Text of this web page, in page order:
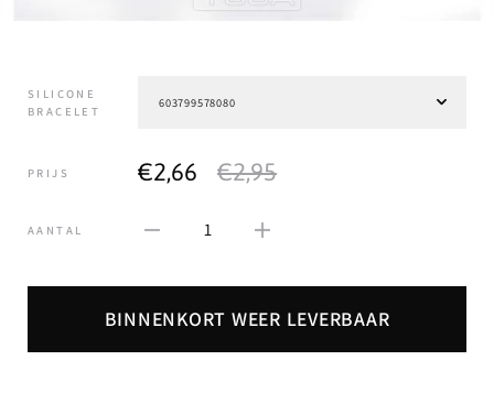
SILICONE
BRACELET
PRIJS €2,66 €2,95
AANTAL 1
BINNENKORT WEER LEVERBAAR